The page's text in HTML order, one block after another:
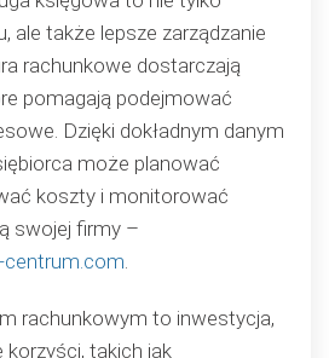
ale także lepsze zarządzanie
rachunkowe dostarczają
pomagają podejmować
Dzięki dokładnym danym
może planować
koszty i monitorować
swojej firmy –
rachunkowym to inwestycja,
korzyści, takich jak